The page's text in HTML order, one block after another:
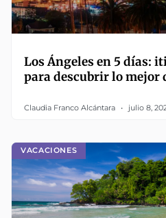
Los Ángeles en 5 días:
para descubrir lo mejor
Claudia Franco Alcántara julio 8,
VACACIONES